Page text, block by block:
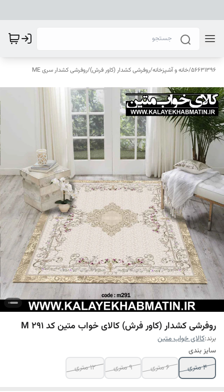
56631396
/خانه و آشپزخانه/روفرشی کشدار (کاور فرش)/روفرشی کشدار سری ME
روفرشی کشدار (کاور فرش) کالای خواب متین کد M 291
برند:کالای خواب متین
سایز بندی
4 متری
6 متری 9 متری 12 متری